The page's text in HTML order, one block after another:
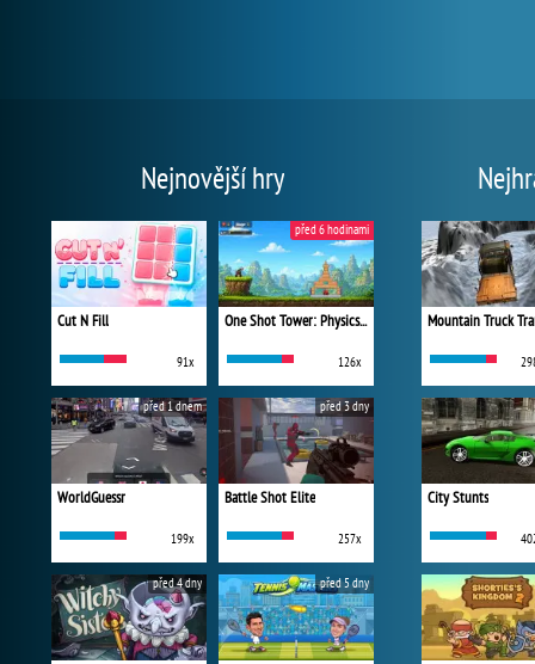
Nejnovější hry
Cut N Fill
91x
One Shot Tower: Physics Destroyer
126x
před 6 hodinami
WorldGuessr
199x
před 1 dnem
Battle Shot Elite
257x
před 3 dny
před 4 dny před 5 dny
Mountain Truck
City Stunts